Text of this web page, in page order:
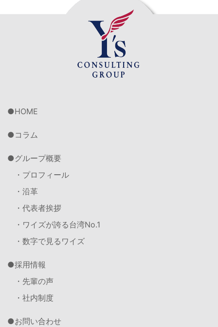
HOME
コラム
グループ概要
・プロフィール
・沿革
・代表者挨拶
・ワイズが誇る台湾No.1
・数字で見るワイズ
採用情報
・先輩の声
・社内制度
お問い合わせ